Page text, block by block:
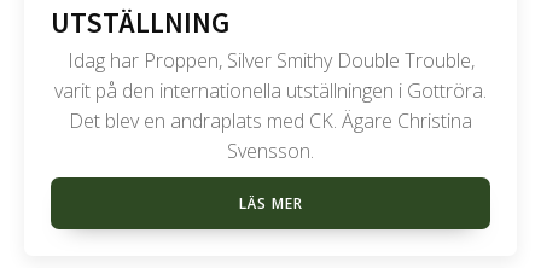
UTSTÄLLNING
Idag har Proppen, Silver Smithy Double Trouble,
varit på den internationella utställningen i Gottröra.
Det blev en andraplats med CK. Ägare Christina
Svensson.
LÄS MER